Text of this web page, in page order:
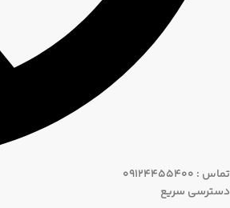
تماس : 09124455400
دسترسی سریع